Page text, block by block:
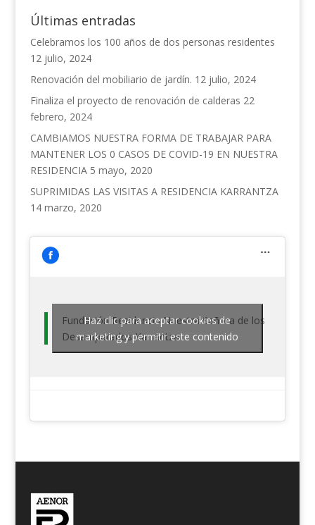
Últimas entradas
Celebramos los 100 años de dos personas residentes
12 julio, 2024
Renovación del mobiliario de jardín. 12 julio, 2024
Finaliza el proyecto de renovación de calderas 22
febrero, 2024
CAMBIAMOS NUESTRA FORMA DE TRABAJAR PARA
MANTENER LOS 0 CASOS DE COVID-19 EN NUESTRA
RESIDENCIA 5 mayo, 2020
SUPRIMIDAS LAS VISITAS A RESIDENCIA KARRANTZA
14 marzo, 2020
Fundación Residencia Nuestra Señora de los
Desamparados Karrantza
Haz clic para aceptar cookies de
marketing y permitir este contenido